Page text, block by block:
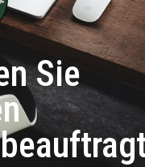
Sie